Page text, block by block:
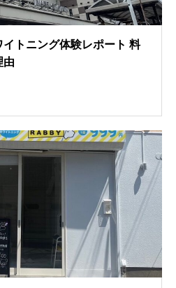
トニング体験レポート 料
由